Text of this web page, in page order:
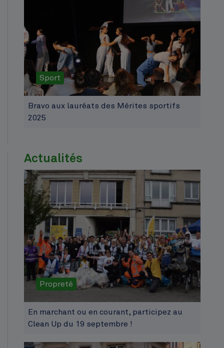
Sport
Bravo aux lauréats des Mérites sportifs
2025
Actualités
Propreté
En marchant ou en courant, participez au
Clean Up du 19 septembre !